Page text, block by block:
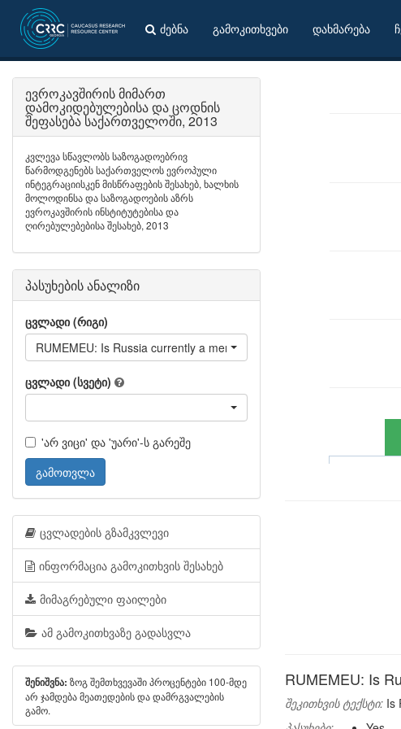
ძებნა გამოკითხვები დახმარება
RUMEMEU: Is
შეკითხვის ტექსტი: Is
ევროკავშირის მიმართ
დამოკიდებულებისა და ცოდნის
შეფასება საქართველოში, 2013
კვლევა სწავლობს საზოგადოებრივ
წარმოდგენებს საქართველოს ევროპული
ინტეგრაციისკენ მისწრაფების შესახებ, ხალხის
მოლოდინსა და საზოგადოების აზრს
ევროკავშირის ინსტიტუტებისა და
ღირებულებებისა შესახებ, 2013
პასუხების ანალიზი
ცვლადი (რიგი)
RUMEMEU: Is Russia currently a member of the EU?
ცვლადი (სვეტი)
'არ ვიცი' და 'უარი'-ს გარეშე
გამოთვლა
ცვლადების გზამკვლევი
ინფორმაცია გამოკითხვის შესახებ
მიმაგრებული ფაილები
ამ გამოკითხვაზე გადასვლა
შენიშვნა: ზოგ შემთხვევაში პროცენტები 100-მდე
არ ჯამდება მეათედების და დამრგვალების
გამო.